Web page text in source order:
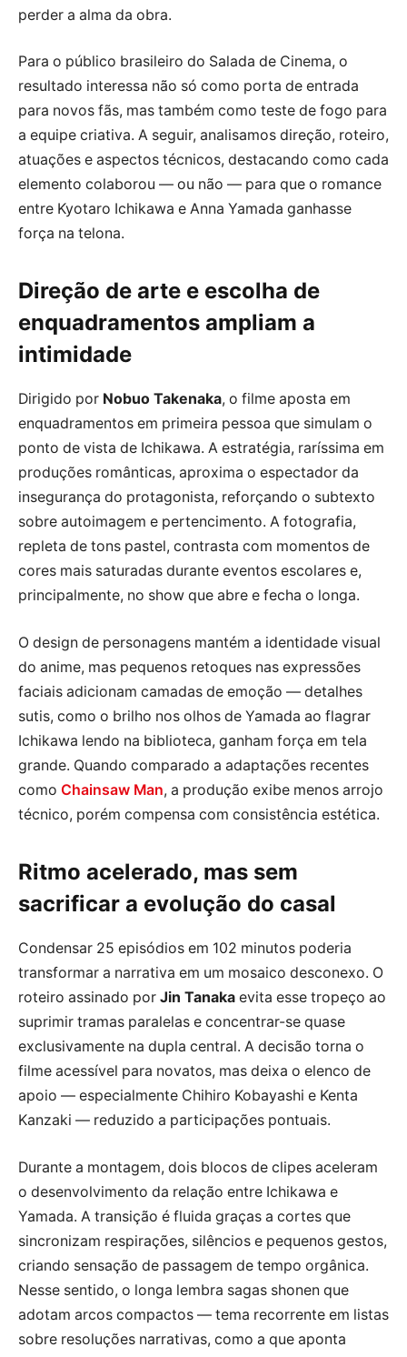
perder a alma da obra.
Para o público brasileiro do Salada de Cinema, o
resultado interessa não só como porta de entrada
para novos fãs, mas também como teste de fogo para
a equipe criativa. A seguir, analisamos direção, roteiro,
atuações e aspectos técnicos, destacando como cada
elemento colaborou — ou não — para que o romance
entre Kyotaro Ichikawa e Anna Yamada ganhasse
força na telona.
Direção de arte e escolha de
enquadramentos ampliam a
intimidade
Dirigido por Nobuo Takenaka, o filme aposta em
enquadramentos em primeira pessoa que simulam o
ponto de vista de Ichikawa. A estratégia, raríssima em
produções românticas, aproxima o espectador da
insegurança do protagonista, reforçando o subtexto
sobre autoimagem e pertencimento. A fotografia,
repleta de tons pastel, contrasta com momentos de
cores mais saturadas durante eventos escolares e,
principalmente, no show que abre e fecha o longa.
O design de personagens mantém a identidade visual
do anime, mas pequenos retoques nas expressões
faciais adicionam camadas de emoção — detalhes
sutis, como o brilho nos olhos de Yamada ao flagrar
Ichikawa lendo na biblioteca, ganham força em tela
grande. Quando comparado a adaptações recentes
como Chainsaw Man, a produção exibe menos arrojo
técnico, porém compensa com consistência estética.
Ritmo acelerado, mas sem
sacrificar a evolução do casal
Condensar 25 episódios em 102 minutos poderia
transformar a narrativa em um mosaico desconexo. O
roteiro assinado por Jin Tanaka evita esse tropeço ao
suprimir tramas paralelas e concentrar-se quase
exclusivamente na dupla central. A decisão torna o
filme acessível para novatos, mas deixa o elenco de
apoio — especialmente Chihiro Kobayashi e Kenta
Kanzaki — reduzido a participações pontuais.
Durante a montagem, dois blocos de clipes aceleram
o desenvolvimento da relação entre Ichikawa e
Yamada. A transição é fluida graças a cortes que
sincronizam respirações, silêncios e pequenos gestos,
criando sensação de passagem de tempo orgânica.
Nesse sentido, o longa lembra sagas shonen que
adotam arcos compactos — tema recorrente em listas
sobre resoluções narrativas, como a que aponta